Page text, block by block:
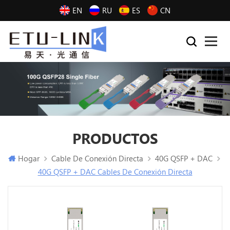
EN RU ES CN
PRODUCTOS
Hogar Cable De Conexión Directa
40G QSFP + DAC
40G QSFP + DAC Cables De Conexión Directa